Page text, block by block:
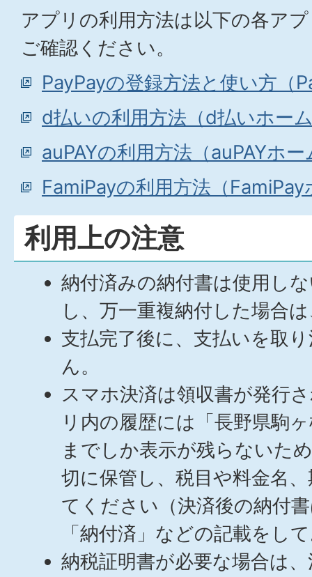
アプリの利用方法は以下の各ア
ご確認ください。
PayPayの登録方法と使い方（
d払いの利用方法（d払いホー
auPAYの利用方法（auPAYホ
FamiPayの利用方法（
利用上の注意
納付済みの納付書は使用し
し、万一重複納付した場合
支払完了後に、支払いを取
ん。
スマホ決済は領収書が発行
リ内の履歴には「長野県駒
までしか表示が残らないた
切に保管し、税目や料金名
てください（決済後の納付
「納付済」などの記載をし
納税証明書が必要な場合は